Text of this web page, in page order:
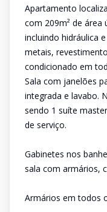
Apartamento
com 209m² de
incluindo hidráulica
metais,
condicionado em
Sala com janelões
integrada e lavabo.
sendo 1 suíte
de serviço.
Gabinetes nos
sala com armários,
Armários em todos